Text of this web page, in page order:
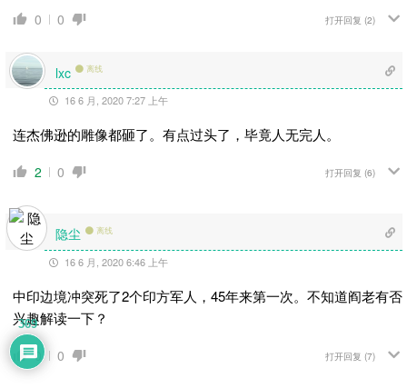
0 0 打开回复 (2)
lxc 离线
16 6 月, 2020 7:27 上午
连杰佛逊的雕像都砸了。有点过头了，毕竟人无完人。
2 0 打开回复 (6)
隐尘 离线
16 6 月, 2020 6:46 上午
中印边境冲突死了2个印方军人，45年来第一次。不知道阎老有否
兴趣解读一下？
0 0 打开回复 (7)
369